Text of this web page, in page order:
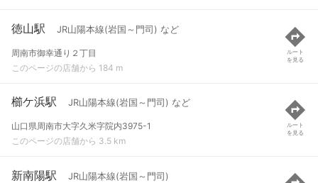
徳山駅 JR山陽本線(岩国～門司) など
周南市御幸通り２丁目
このページの店舗から 184 m
ルート
を見る
櫛ケ浜駅 JR山陽本線(岩国～門司) など
山口県周南市大字久米字院内3975-1
このページの店舗から 3.5 km
ルート
を見る
新南陽駅 JR山陽本線(岩国～門司)